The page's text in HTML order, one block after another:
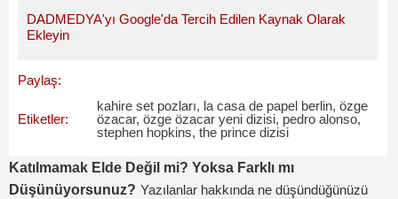
DADMEDYA'yı Google'da Tercih Edilen Kaynak Olarak
Ekleyin
Paylaş:
Etiketler:
kahire set pozları, la casa de papel berlin,özge
özacar,özge özacar yeni dizisi, pedro alonso,
stephen hopkins,the prince dizisi
Katılmamak Elde Değil mi? Yoksa Farklı mı
Düşünüyorsunuz? Yazılanlar hakkında ne düşündüğünüzü